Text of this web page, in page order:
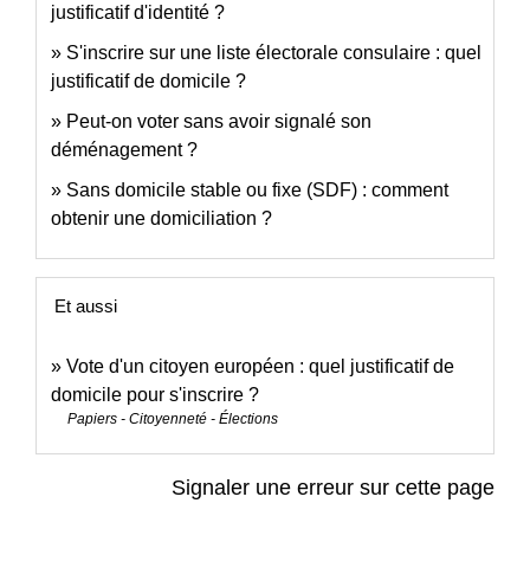
justificatif d'identité ?
S'inscrire sur une liste électorale consulaire : quel
justificatif de domicile ?
Peut-on voter sans avoir signalé son
déménagement ?
Sans domicile stable ou fixe (SDF) : comment
obtenir une domiciliation ?
Et aussi
Vote d'un citoyen européen : quel justificatif de
domicile pour s'inscrire ?
Papiers - Citoyenneté - Élections
Signaler une erreur sur cette page